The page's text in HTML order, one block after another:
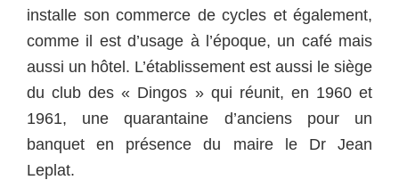
installe son commerce de cycles et également,
comme il est d’usage à l’époque, un café mais
aussi un hôtel. L’établissement est aussi le siège
du club des « Dingos » qui réunit, en 1960 et
1961, une quarantaine d’anciens pour un
banquet en présence du maire le Dr Jean
Leplat.